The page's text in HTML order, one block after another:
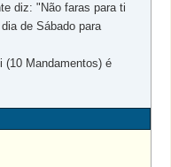
diz: "Não faras para ti
de Sábado para
(10 Mandamentos) é